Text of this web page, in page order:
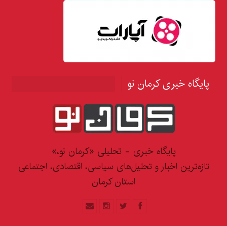
پایگاه خبری کرمان نو
پایگاه خبری - تحلیلی «کرمان نو،»
تازه‌ترین اخبار و تحلیل‌های سیاسی، اقتصادی، اجتماعی
استان کرمان